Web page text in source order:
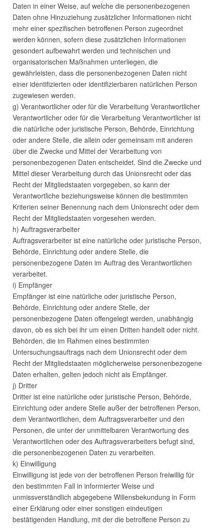
Daten in einer Weise, auf welche die personenbezogenen
Daten ohne Hinzuziehung zusätzlicher Informationen nicht
mehr einer spezifischen betroffenen Person zugeordnet
werden können, sofern diese zusätzlichen Informationen
gesondert aufbewahrt werden und technischen und
organisatorischen Maßnahmen unterliegen, die
gewährleisten, dass die personenbezogenen Daten nicht
einer identifizierten oder identifizierbaren natürlichen Person
zugewiesen werden.
g) Verantwortlicher oder für die Verarbeitung Verantwortlicher
Verantwortlicher oder für die Verarbeitung Verantwortlicher ist
die natürliche oder juristische Person, Behörde, Einrichtung
oder andere Stelle, die allein oder gemeinsam mit anderen
über die Zwecke und Mittel der Verarbeitung von
personenbezogenen Daten entscheidet. Sind die Zwecke und
Mittel dieser Verarbeitung durch das Unionsrecht oder das
Recht der Mitgliedstaaten vorgegeben, so kann der
Verantwortliche beziehungsweise können die bestimmten
Kriterien seiner Benennung nach dem Unionsrecht oder dem
Recht der Mitgliedstaaten vorgesehen werden.
h) Auftragsverarbeiter
Auftragsverarbeiter ist eine natürliche oder juristische Person,
Behörde, Einrichtung oder andere Stelle, die
personenbezogene Daten im Auftrag des Verantwortlichen
verarbeitet.
i) Empfänger
Empfänger ist eine natürliche oder juristische Person,
Behörde, Einrichtung oder andere Stelle, der
personenbezogene Daten offengelegt werden, unabhängig
davon, ob es sich bei ihr um einen Dritten handelt oder nicht.
Behörden, die im Rahmen eines bestimmten
Untersuchungsauftrags nach dem Unionsrecht oder dem
Recht der Mitgliedstaaten möglicherweise personenbezogene
Daten erhalten, gelten jedoch nicht als Empfänger.
j) Dritter
Dritter ist eine natürliche oder juristische Person, Behörde,
Einrichtung oder andere Stelle außer der betroffenen Person,
dem Verantwortlichen, dem Auftragsverarbeiter und den
Personen, die unter der unmittelbaren Verantwortung des
Verantwortlichen oder des Auftragsverarbeiters befugt sind,
die personenbezogenen Daten zu verarbeiten.
k) Einwilligung
Einwilligung ist jede von der betroffenen Person freiwillig für
den bestimmten Fall in informierter Weise und
unmissverständlich abgegebene Willensbekundung in Form
einer Erklärung oder einer sonstigen eindeutigen
bestätigenden Handlung, mit der die betroffene Person zu